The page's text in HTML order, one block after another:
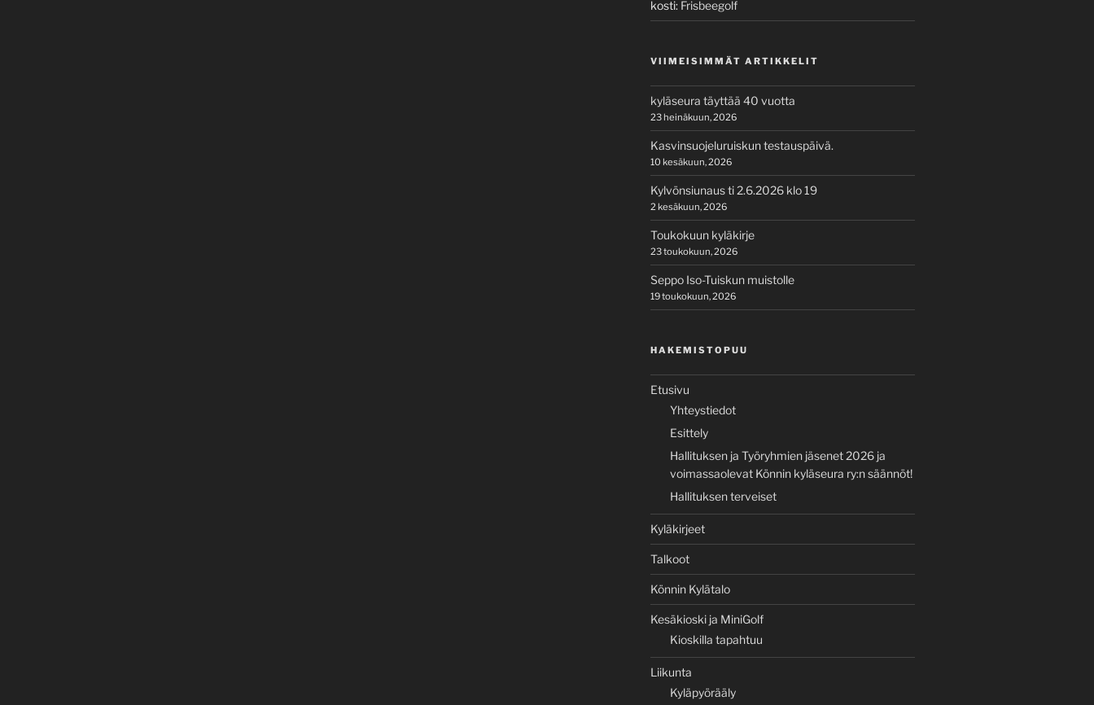
kosti: Frisbeegolf
VIIMEISIMMÄT ARTIKKELIT
kyläseura täyttää 40 vuotta
23 heinäkuun, 2026
Kasvinsuojeluruiskun testauspäivä.
10 kesäkuun, 2026
Kylvönsiunaus ti 2.6.2026 klo 19
2 kesäkuun, 2026
Toukokuun kyläkirje
23 toukokuun, 2026
Seppo Iso-Tuiskun muistolle
19 toukokuun, 2026
HAKEMISTOPUU
Etusivu
Yhteystiedot
Esittely
Hallituksen ja Työryhmien jäsenet 2026 ja
voimassaolevat Könnin kyläseura ry:n säännöt!
Hallituksen terveiset
Kyläkirjeet
Talkoot
Könnin Kylätalo
Kesäkioski ja MiniGolf
Kioskilla tapahtuu
Liikunta
Kyläpyörääly